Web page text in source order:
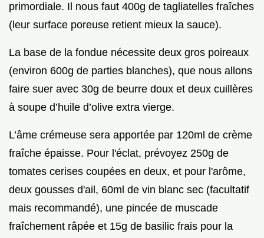
primordiale. Il nous faut 400g de tagliatelles fraîches
(leur surface poreuse retient mieux la sauce).
La base de la fondue nécessite deux gros poireaux
(environ 600g de parties blanches), que nous allons
faire suer avec 30g de beurre doux et deux cuillères
à soupe d’huile d’olive extra vierge.
L’âme crémeuse sera apportée par 120ml de crème
fraîche épaisse. Pour l'éclat, prévoyez 250g de
tomates cerises coupées en deux, et pour l'arôme,
deux gousses d'ail, 60ml de vin blanc sec (facultatif
mais recommandé), une pincée de muscade
fraîchement râpée et 15g de basilic frais pour la